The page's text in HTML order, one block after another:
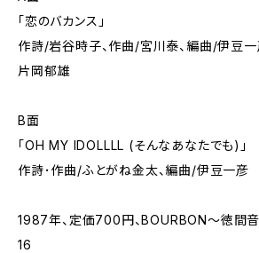
「恋のバカンス」
作詩/岩谷時子、作曲/宮川泰、編曲/伊豆一
片岡郁雄
B面
「OH MY IDOLLLL (そんなあなたでも)」
作詩･作曲/ふとがね金太、編曲/伊豆一彦
1987年、定価700円、BOURBON～徳間
16